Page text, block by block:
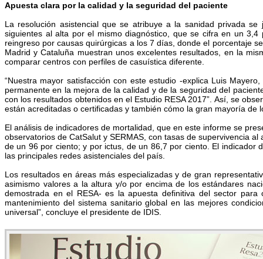
Apuesta clara por la calidad y la seguridad del paciente
La resolución asistencial que se atribuye a la sanidad privada
siguientes al alta por el mismo diagnóstico, que se cifra en un
reingreso por causas quirúrgicas a los 7 días, donde el porcentaje
Madrid y Cataluña muestran unos excelentes resultados, en la
comparar centros con perfiles de casuística diferente.
“Nuestra mayor satisfacción con este estudio -explica Luis
permanente en la mejora de la calidad y de la seguridad del
con los resultados obtenidos en el Estudio RESA 2017”. Así, se
están acreditadas o certificadas y también cómo la gran mayoría
El análisis de indicadores de mortalidad, que en este informe se
observatorios de CatSalut y SERMAS, con tasas de supervivencia
de un 96 por ciento; y por ictus, de un 86,7 por ciento. El indicador
las principales redes asistenciales del país.
Los resultados en áreas más especializadas y de gran
asimismo valores a la altura y/o por encima de los estándares
demostrada en el RESA- es la apuesta definitiva del sector
mantenimiento del sistema sanitario global en las mejores
universal”, concluye el presidente de IDIS.